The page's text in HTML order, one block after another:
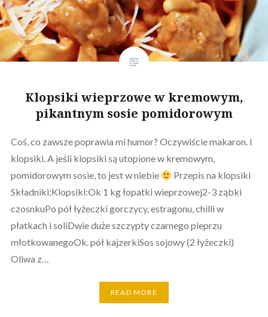
Klopsiki wieprzowe w kremowym,
pikantnym sosie pomidorowym
Coś, co zawsze poprawia mi humor? Oczywiście makaron. I
klopsiki. A jeśli klopsiki są utopione w kremowym,
pomidorowym sosie, to jest w niebie
Przepis na klopsiki
Składniki:Klopsiki:Ok 1 kg łopatki wieprzowej2-3 ząbki
czosnkuPo pół łyżeczki gorczycy, estragonu, chilli w
płatkach i soliDwie duże szczypty czarnego pieprzu
młotkowanegoOk. pół kajzerkiSos sojowy (2 łyżeczki)
Oliwa z…
READ MORE